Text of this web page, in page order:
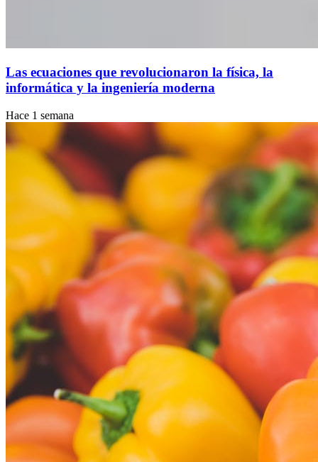
Las ecuaciones que revolucionaron la física, la
informática y la ingeniería moderna
Hace 1 semana